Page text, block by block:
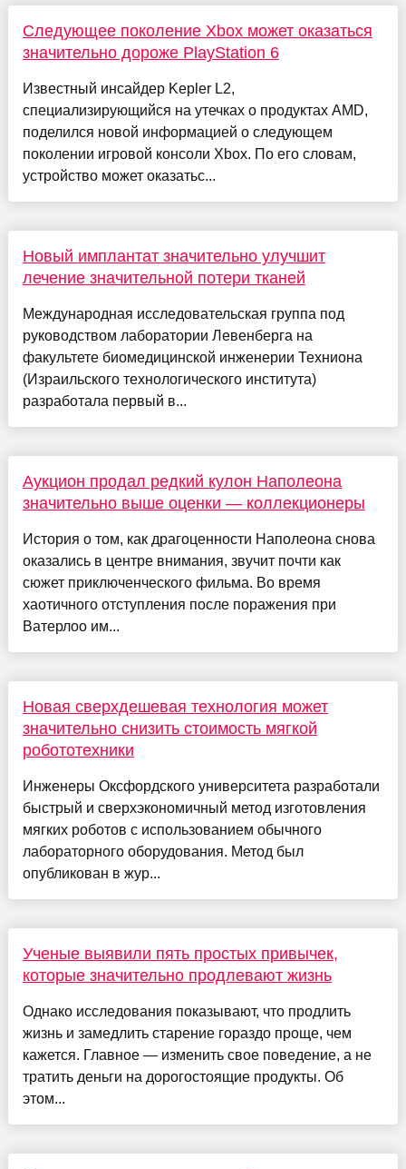
Следующее поколение Xbox может оказаться
значительно дороже PlayStation 6
Известный инсайдер Kepler L2,
специализирующийся на утечках о продуктах AMD,
поделился новой информацией о следующем
поколении игровой консоли Xbox. По его словам,
устройство может оказатьс...
Новый имплантат значительно улучшит
лечение значительной потери тканей
Международная исследовательская группа под
руководством лаборатории Левенберга на
факультете биомедицинской инженерии Техниона
(Израильского технологического института)
разработала первый в...
Аукцион продал редкий кулон Наполеона
значительно выше оценки — коллекционеры
История о том, как драгоценности Наполеона снова
оказались в центре внимания, звучит почти как
сюжет приключенческого фильма. Во время
хаотичного отступления после поражения при
Ватерлоо им...
Новая сверхдешевая технология может
значительно снизить стоимость мягкой
робототехники
Инженеры Оксфордского университета разработали
быстрый и сверхэкономичный метод изготовления
мягких роботов с использованием обычного
лабораторного оборудования. Метод был
опубликован в жур...
Ученые выявили пять простых привычек,
которые значительно продлевают жизнь
Однако исследования показывают, что продлить
жизнь и замедлить старение гораздо проще, чем
кажется. Главное — изменить свое поведение, а не
тратить деньги на дорогостоящие продукты. Об
этом...